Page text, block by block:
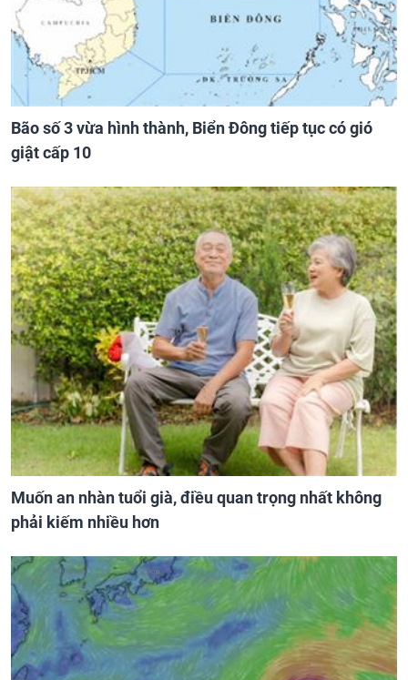
Bão số 3 vừa hình thành, Biển Đông tiếp tục có gió
giật cấp 10
Muốn an nhàn tuổi già, điều quan trọng nhất không
phải kiếm nhiều hơn